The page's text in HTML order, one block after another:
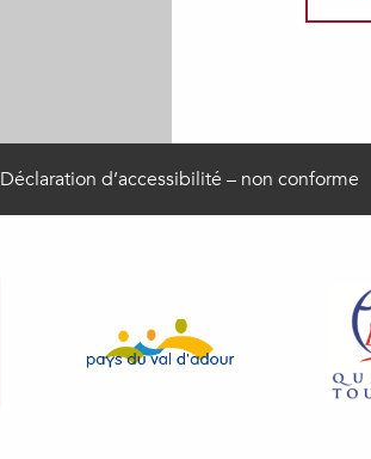
Déclaration d’accessibilité – non conforme